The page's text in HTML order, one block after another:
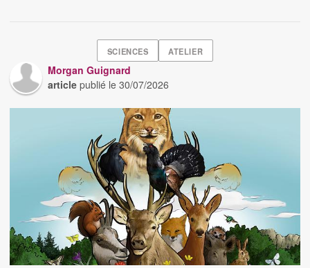
SCIENCES ATELIER
Morgan Guignard
article publié le30/07/2026